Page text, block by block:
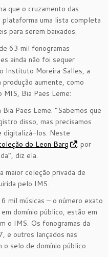
que o cruzamento das
plataforma uma lista completa
para serem baixados.
63 mil fonogramas
ainda não foi sequer
Instituto Moreira Salles, a
aumente, como
MIS, Bia Paes Leme:
Paes Leme. “Sabemos que
disso, mas precisamos
digitalizá-los. Neste
do Leon Barg
, por
diz ela.
coleção privada de
pelo IMS.
mil músicas – o número exato
domínio público, estão em
o IMS. Os fonogramas da
e outros lançados nas
selo de domínio público.